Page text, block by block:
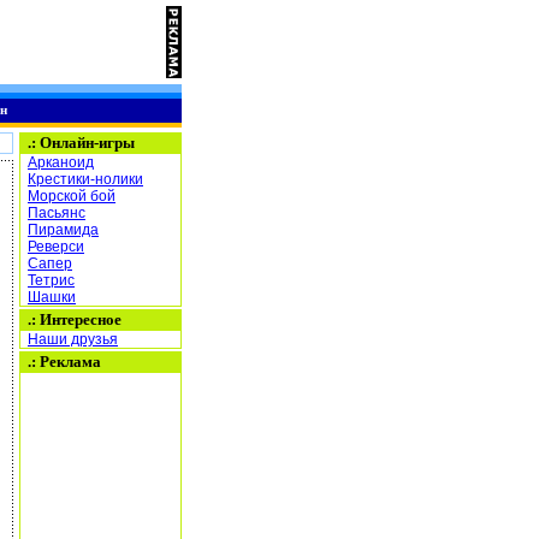
.: Онлайн-игры
Арканоид
Крестики-нолики
Морской бой
Пасьянс
Пирамида
Реверси
Сапер
Тетрис
Шашки
.: Интересное
Наши друзья
.: Реклама